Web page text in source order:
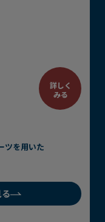
詳しく
みる
ツを用いた
詳しく
みる
ラースーツはダーク
ネート
詳しく
みる
ネスボトムスを
詳しく
みる
用いたコーディネー
詳しく
みる
カラーボトムスを用
詳しく
みる
ないコーディネート
詳しく
みる
･柄を選ばないコーデ
詳しく
みる
用いたコーディネー
詳しく
みる
どちらかを